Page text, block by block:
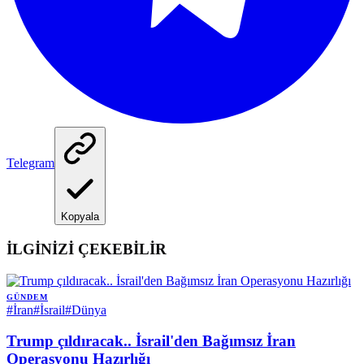
Telegram
Kopyala
İLGİNİZİ ÇEKEBİLİR
GÜNDEM
#İran#İsrail#Dünya
Trump çıldıracak.. İsrail'den Bağımsız İran
Operasyonu Hazırlığı